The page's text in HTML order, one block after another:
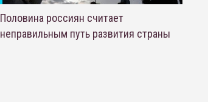
Половина россиян считает
неправильным путь развития страны